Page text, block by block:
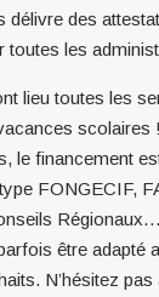
délivre des
toutes les
lieu toutes les
scolaires !
le financement
FONGECIF,
être adapté
N’hésitez